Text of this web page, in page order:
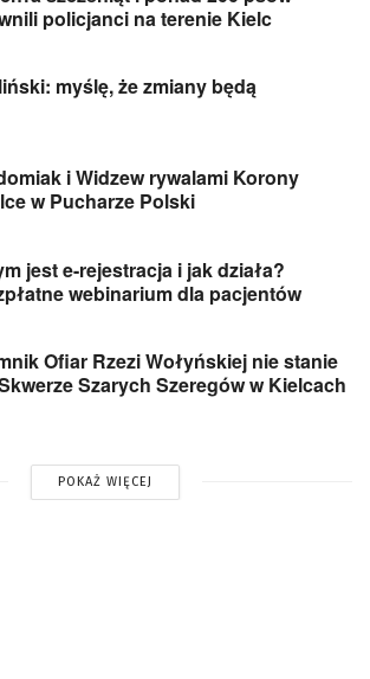
policjanci na terenie Kielc
myślę, że zmiany będą
i Widzew rywalami Korony
w Pucharze Polski
jest e-rejestracja i jak działa?
webinarium dla pacjentów
Ofiar Rzezi Wołyńskiej nie stanie
Szarych Szeregów w Kielcach
POKAŻ WIĘCEJ